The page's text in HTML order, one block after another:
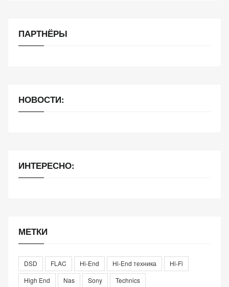
ПАРТНЁРЫ
НОВОСТИ:
ИНТЕРЕСНО:
МЕТКИ
DSD FLAC Hi-End Hi-End техника
Hi-Fi
High End
Nas Sony
Technics